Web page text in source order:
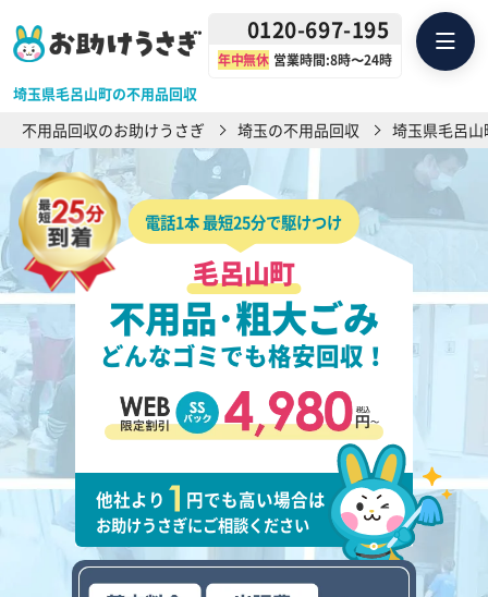
埼玉県毛呂山町の不用品回収
0120-697-195
年中無休 営業時間:8時〜24時
不用品回収のお助けうさぎ 埼玉の不用品回収 埼玉県毛呂
電話1本 最短25分で駆けつけ
毛呂山町
不用品･粗大ごみ
どんなゴミでも格安回収！
他社より 円でも高い場合は
お助けうさぎにご相談ください